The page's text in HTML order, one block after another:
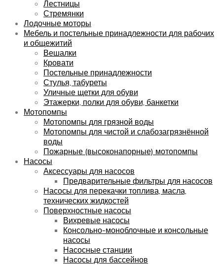
Лестницы
Стремянки
Лодочные моторы
Мебель и постельные принадлежности для рабочих
и общежитий
Вешалки
Кровати
Постельные принадлежности
Стулья, табуреты
Уличные щетки для обуви
Этажерки, полки для обуви, банкетки
Мотопомпы
Мотопомпы для грязной воды
Мотопомпы для чистой и слабозагрязнённой
воды
Пожарные (высоконапорные) мотопомпы
Насосы
Аксессуары для насосов
Предварительные фильтры для насосов
Насосы для перекачки топлива, масла,
технических жидкостей
Поверхностные насосы
Вихревые насосы
Консольно-моноблочные и консольные
насосы
Насосные станции
Насосы для бассейнов